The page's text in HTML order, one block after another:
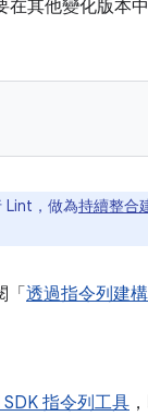
在其他變化版本
Lint，做為持續整合
透過指令列建
指令列工具